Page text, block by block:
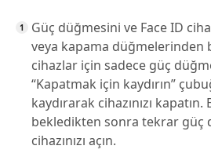
Güç düğmesini ve Face ID
veya kapama düğmelerinden
cihazlar için sadece güç
“Kapatmak için kaydırın”
kaydırarak cihazınızı
bekledikten sonra tekrar güç
cihazınızı açın.